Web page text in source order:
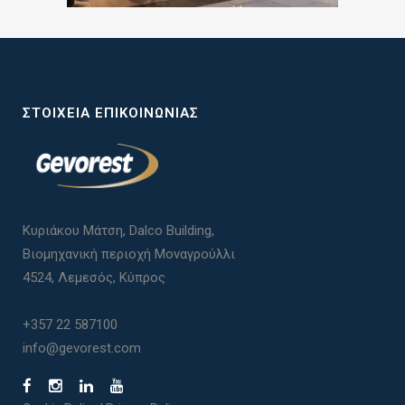
ΣΤΟΙΧΕΊΑ ΕΠΙΚΟΙΝΩΝΊΑΣ
Κυριάκου Μάτση, Dalco Building,
Βιομηχανική περιοχή Μοναγρούλλι
4524, Λεμεσός, Κύπρος
+357 22 587100
info@gevorest.com